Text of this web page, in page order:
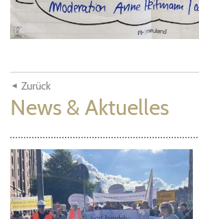
Zurück
News & Aktuelles